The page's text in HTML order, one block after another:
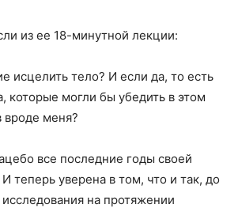
из ее 18-минутной лекции:
исцелить тело? И если да, то есть
которые могли бы убедить в этом
вроде меня?
все последние годы своей
теперь уверена в том, что и так, до
на протяжении